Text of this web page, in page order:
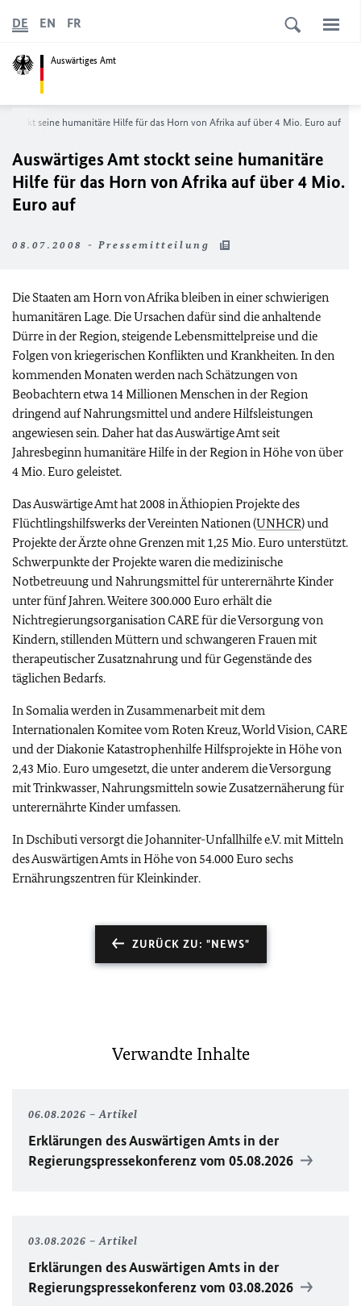
Auswärtiges Amt
DE EN FR
stockt seine humanitäre Hilfe für das Horn von Afrika auf über 4 Mio. Euro auf
Auswärtiges Amt stockt seine humanitäre
Hilfe für das Horn von Afrika auf über 4 Mio.
Euro auf
08.07.2008 - Pressemitteilung
Die Staaten am Horn von Afrika bleiben in einer schwierigen
humanitären Lage. Die Ursachen dafür sind die anhaltende
Dürre in der Region, steigende Lebensmittelpreise und die
Folgen von kriegerischen Konflikten und Krankheiten. In den
kommenden Monaten werden nach Schätzungen von
Beobachtern etwa 14 Millionen Menschen in der Region
dringend auf Nahrungsmittel und andere Hilfsleistungen
angewiesen sein. Daher hat das Auswärtige Amt seit
Jahresbeginn humanitäre Hilfe in der Region in Höhe von über
4 Mio. Euro geleistet.
Das Auswärtige Amt hat 2008 in Äthiopien Projekte des
Flüchtlingshilfswerks der Vereinten Nationen (UNHCR) und
Projekte der Ärzte ohne Grenzen mit 1,25 Mio. Euro unterstützt.
Schwerpunkte der Projekte waren die medizinische
Notbetreuung und Nahrungsmittel für unterernährte Kinder
unter fünf Jahren. Weitere 300.000 Euro erhält die
Nichtregierungsorganisation CARE für die Versorgung von
Kindern, stillenden Müttern und schwangeren Frauen mit
therapeutischer Zusatznahrung und für Gegenstände des
täglichen Bedarfs.
In Somalia werden in Zusammenarbeit mit dem
Internationalen Komitee vom Roten Kreuz, World Vision, CARE
und der Diakonie Katastrophenhilfe Hilfsprojekte in Höhe von
2,43 Mio. Euro umgesetzt, die unter anderem die Versorgung
mit Trinkwasser, Nahrungsmitteln sowie Zusatzernäherung für
unterernährte Kinder umfassen.
In Dschibuti versorgt die Johanniter-Unfallhilfe e.V. mit Mitteln
des Auswärtigen Amts in Höhe von 54.000 Euro sechs
Ernährungszentren für Kleinkinder.
ZURÜCK ZU: "NEWS"
Verwandte Inhalte
06.08.2026 Artikel
Erklärungen des Auswärtigen Amts in der
Regierungspressekonferenz vom 05.08.2026
03.08.2026 Artikel
Erklärungen des Auswärtigen Amts in der
Regierungspressekonferenz vom 03.08.2026